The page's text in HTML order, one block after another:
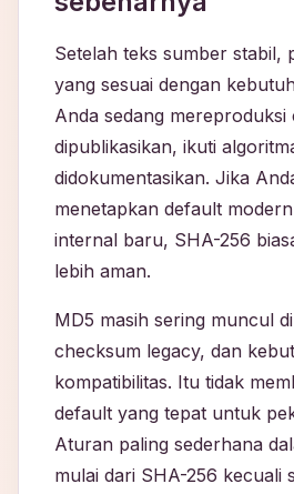
Setelah teks sumber stabil,
yang sesuai dengan
Anda sedang
dipublikasikan, ikuti
didokumentasikan. Jika
menetapkan default
internal baru, SHA-256
lebih aman.
MD5 masih sering muncul
checksum legacy, dan
kompatibilitas. Itu tidak
default yang tepat untuk
Aturan paling sederhana
mulai dari SHA-256 kecuali